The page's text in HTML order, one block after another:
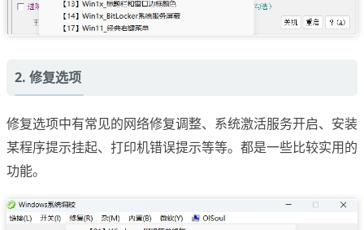
2. 修复选项
修复选项中有常见的网络修复调整、系统激活服务开启、安装
某程序提示挂起、打印机错误提示等等。都是一些比较实用的
功能。